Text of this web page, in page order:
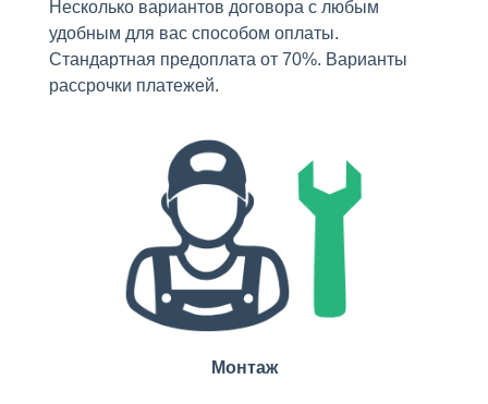
Несколько вариантов договора с любым
удобным для вас способом оплаты.
Стандартная предоплата от 70%. Варианты
рассрочки платежей.
Монтаж